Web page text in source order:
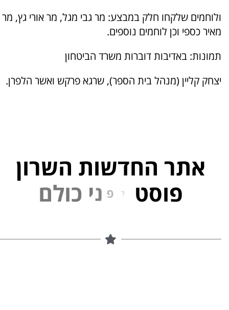
ולוחמים שלקחו חלק במבצע: מר גבי מגל, מר אורי גץ, מר
מאיר כספי וכן לוחמים נוספים.
תמונות: באדיבות דוברות משרד הביטחון
יצחק קליין (מנהל בית הספר), שרגא פרקש ואשר הלפרן.
אתר החדשות השרון
פוסט